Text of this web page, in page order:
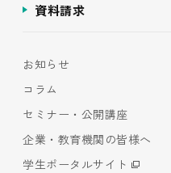
資料請求
お知らせ
コラム
セミナー・公開講座
企業・教育機関の皆様へ
学生ポータルサイト